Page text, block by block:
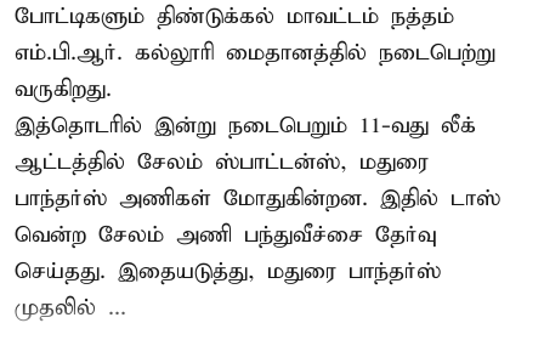
போட்டிகளும் திண்டுக்கல் மாவட்டம் நத்தம்
எம்.பி.ஆர். கல்லூரி மைதானத்தில் நடைபெற்று
வருகிறது.
இத்தொடரில் இன்று நடைபெறும் 11-வது லீக்
ஆட்டத்தில் சேலம் ஸ்பாட்டன்ஸ், மதுரை
பாந்தர்ஸ் அணிகள் மோதுகின்றன. இதில் டாஸ்
வென்ற சேலம் அணி பந்துவீச்சை தேர்வு
செய்தது. இதையடுத்து, மதுரை பாந்தர்ஸ்
முதலில் ...